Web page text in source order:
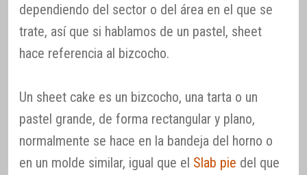
dependiendo del sector o del área en el que se
trate, así que si hablamos de un pastel, sheet
hace referencia al bizcocho.
Un sheet cake es un bizcocho, una tarta o un
pastel grande, de forma rectangular y plano,
normalmente se hace en la bandeja del horno o
en un molde similar, igual que el Slab pie del que